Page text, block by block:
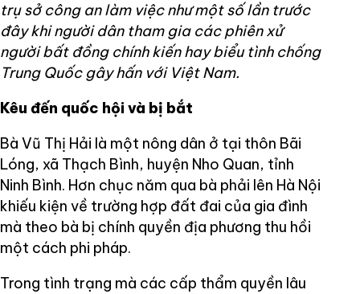
trụ sở công an làm việc như một số lần trước
đây khi người dân tham gia các phiên xử
người bất đồng chính kiến hay biểu tình chống
Trung Quốc gây hấn với Việt Nam.
Kêu đến quốc hội và bị bắt
Bà Vũ Thị Hải là một nông dân ở tại thôn Bãi
Lóng, xã Thạch Bình, huyện Nho Quan, tỉnh
Ninh Bình. Hơn chục năm qua bà phải lên Hà Nội
khiếu kiện về trường hợp đất đai của gia đình
mà theo bà bị chính quyền địa phương thu hồi
một cách phi pháp.
Trong tình trạng mà các cấp thẩm quyền lâu